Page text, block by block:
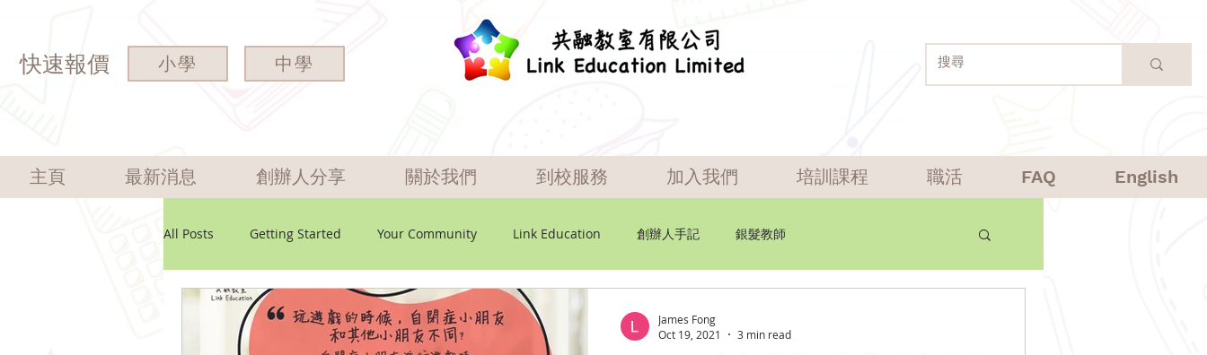
快速報價 小學 中學
主頁 最新消息 創辦人分享 關於我們 到校服務 加入我們 培訓課程 職活 FAQ English
All Posts Getting Started Your Community Link Education 創辦人手記 銀髮教師
James Fong
Oct 19, 2021
3 min read